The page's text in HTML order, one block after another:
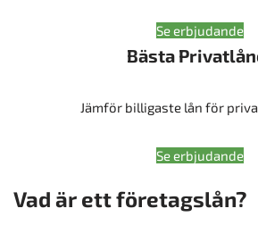
Se erbjudande
Bästa
Jämför billigaste lån för
Se erbjudande
Vad är ett företagslån?